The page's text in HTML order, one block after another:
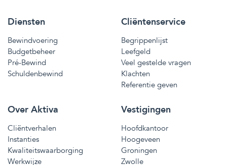
Diensten
Bewindvoering
Budgetbeheer
Pré-Bewind
Schuldenbewind
Cliëntenservice
Begrippenlijst
Leefgeld
Veel gestelde vragen
Klachten
Referentie geven
Over Aktiva
Cliëntverhalen
Instanties
Kwaliteitswaarborging
Werkwijze
Vestigingen
Hoofdkantoor
Hoogeveen
Groningen
Zwolle